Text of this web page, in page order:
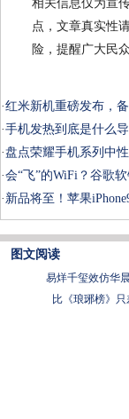
相关信息仅为宣
点，文章真实性
险，提醒广大民
·红米新机重磅发布，
·手机发热到底是什么
·盘点荣耀手机系列中
·会“飞”的WiFi？谷歌
· 新品将至！苹果
图文阅读
易烊千玺效仿华
比《琅琊榜》只